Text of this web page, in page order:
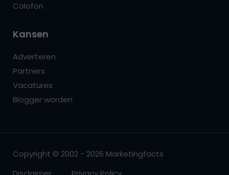
Colofon
Kansen
Adverteren
Partners
Vacatures
Blogger worden
Copyright © 2002 - 2026 Marketingfacts